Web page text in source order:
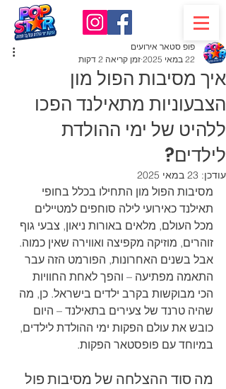
איך מסיבות הפול מון
הצבעוניות מתאילנד הפכו
ללהיט של ימי ההולדת
לילדים?
פופ סטאר אירועים
22 במאי 2025
זמן קריאה 2 דקות
עודכן: 23 במאי 2025
מסיבות הפול מון התחילו בכלל בחופי
תאילנד כאירועי לילה סוחפים למטיילים
מכל העולם, מלאים באורות ניאון, צבעי גוף
זוהרים, מוזיקה מקפיצה ואווירה שאין כמוה.
אבל בשנים האחרונות, הפורמט הזה עבר
התאמה מפתיעה – והפך לאחת החוויות
הכי מבוקשות בקרב ילדים בישראל. כן, מה
שהיה טרנד של צעירים בתאילנד – היום
כובש את עולם הפקות ימי ההולדת לילדים,
במיוחד עם פופסטאר הפקות.
מה סוד ההצלחה של מסיבות פול